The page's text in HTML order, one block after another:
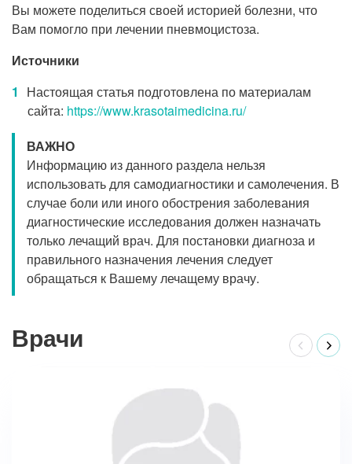
Вы можете поделиться своей историей болезни, что
Вам помогло при лечении пневмоцистоза.
Источники
Настоящая статья подготовлена по материалам
сайта: https://www.krasotaimedicina.ru/
ВАЖНО
Информацию из данного раздела нельзя
использовать для самодиагностики и самолечения. В
случае боли или иного обострения заболевания
диагностические исследования должен назначать
только лечащий врач. Для постановки диагноза и
правильного назначения лечения следует
обращаться к Вашему лечащему врачу.
Врачи